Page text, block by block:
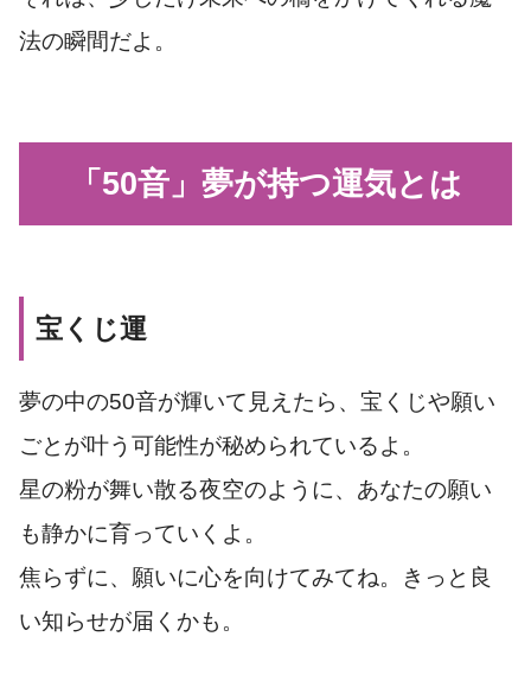
法の瞬間だよ。
「50音」夢が持つ運気とは
宝くじ運
夢の中の50音が輝いて見えたら、宝くじや願い
ごとが叶う可能性が秘められているよ。
星の粉が舞い散る夜空のように、あなたの願い
も静かに育っていくよ。
焦らずに、願いに心を向けてみてね。きっと良
い知らせが届くかも。